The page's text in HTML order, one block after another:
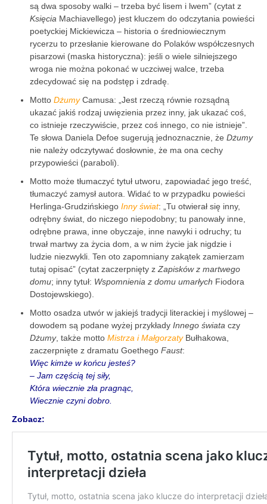
są dwa sposoby walki – trzeba być lisem i lwem” (cytat z
Księcia Machiavellego) jest kluczem do odczytania powieści
poetyckiej Mickiewicza – historia o średniowiecznym
rycerzu to przesłanie kierowane do Polaków współczesnych
pisarzowi (maska historyczna): jeśli o wiele silniejszego
wroga nie można pokonać w uczciwej walce, trzeba
zdecydować się na podstęp i zdradę.
Motto DżumyCamusa: „Jest rzeczą równie rozsądną
ukazać jakiś rodzaj uwięzienia przez inny, jak ukazać coś,
co istnieje rzeczywiście, przez coś innego, co nie istnieje”.
Te słowa Daniela Defoe sugerują jednoznacznie, że Dżumy
nie należy odczytywać dosłownie, że ma ona cechy
przypowieści (paraboli).
Motto może tłumaczyć tytuł utworu, zapowiadać jego treść,
tłumaczyć zamysł autora. Widać to w przypadku powieści
Herlinga-Grudzińskiego Inny świat: „Tu otwierał się inny,
odrębny świat, do niczego niepodobny; tu panowały inne,
odrębne prawa, inne obyczaje, inne nawyki i odruchy; tu
trwał martwy za życia dom, a w nim życie jak nigdzie i
ludzie niezwykli. Ten oto zapomniany zakątek zamierzam
tutaj opisać” (cytat zaczerpnięty z Zapisków z martwego
domu; inny tytuł: Wspomnienia z domu umarłych Fiodora
Dostojewskiego).
Motto osadza utwór w jakiejś tradycji literackiej i myślowej –
dowodem są podane wyżej przykłady Innego świata czy
Dżumy, także motto Mistrza i MałgorzatyBułhakowa,
zaczerpnięte z dramatu Goethego Faust:
Więc kimże w końcu jesteś?
– Jam częścią tej siły,
Która wiecznie zła pragnąc,
Wiecznie czyni dobro.
Zobacz: